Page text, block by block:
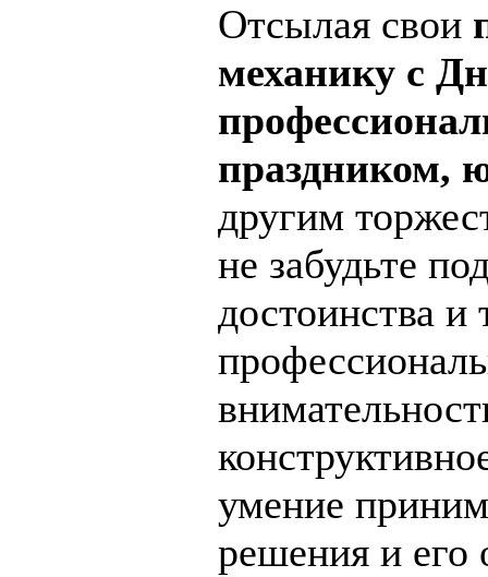
Отсылая свои
механику с
праздником,
другим
не забудьте
достоинства
умение
решения и его